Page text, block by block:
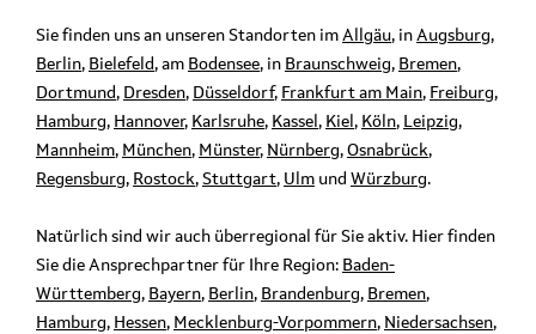
Sie finden uns an unseren Standorten im Allgäu, in Augsburg,
Berlin, Bielefeld, am Bodensee, in Braunschweig, Bremen,
Dortmund, Dresden, Düsseldorf, Frankfurt am Main, Freiburg,
Hamburg, Hannover, Karlsruhe, Kassel , Kiel , Köln, Leipzig,
Mannheim, München, Münster, Nürnberg, Osnabrück,
Regensburg, Rostock, Stuttgart, Ulm und Würzburg.
Natürlich sind wir auch überregional für Sie aktiv. Hier finden
Sie die Ansprechpartner für Ihre Region: Baden-
Württemberg, Bayern, Berlin, Brandenburg, Bremen,
Hamburg, Hessen, Mecklenburg-Vorpommern, Niedersachsen,